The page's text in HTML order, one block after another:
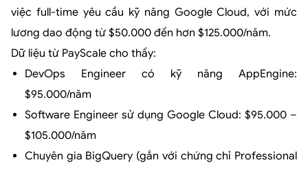
việc full-time yêu cầu kỹ năng Google Cloud, với mức
lương dao động từ $50.000 đến hơn $125.000/năm.
Dữ liệu từ PayScale cho thấy:
DevOps Engineer có kỹ năng AppEngine:
$95.000/năm
Software Engineer sử dụng Google Cloud: $95.000 –
$105.000/năm
Chuyên gia BigQuery (gắn với chứng chỉ Professional